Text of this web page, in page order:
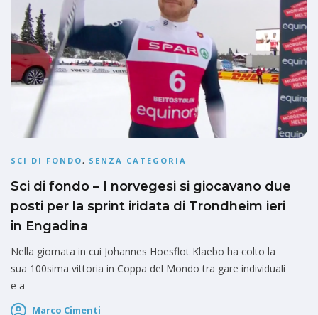
SCI DI FONDO, SENZA CATEGORIA
Sci di fondo – I norvegesi si giocavano due
posti per la sprint iridata di Trondheim ieri
in Engadina
Nella giornata in cui Johannes Hoesflot Klaebo ha colto la
sua 100sima vittoria in Coppa del Mondo tra gare individuali
e a
Marco Cimenti